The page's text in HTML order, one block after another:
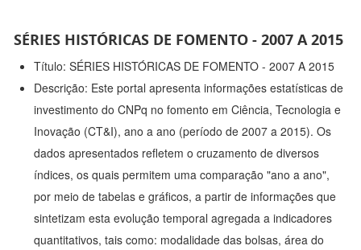
SÉRIES HISTÓRICAS DE FOMENTO - 2007 A 2015
Título: SÉRIES HISTÓRICAS DE FOMENTO - 2007 A 2015
Descrição: Este portal apresenta informações estatísticas de
investimento do CNPq no fomento em Ciência, Tecnologia e
Inovação (CT&I), ano a ano (período de 2007 a 2015). Os
dados apresentados refletem o cruzamento de diversos
índices, os quais permitem uma comparação "ano a ano",
por meio de tabelas e gráficos, a partir de informações que
sintetizam esta evolução temporal agregada a indicadores
quantitativos, tais como: modalidade das bolsas, área do